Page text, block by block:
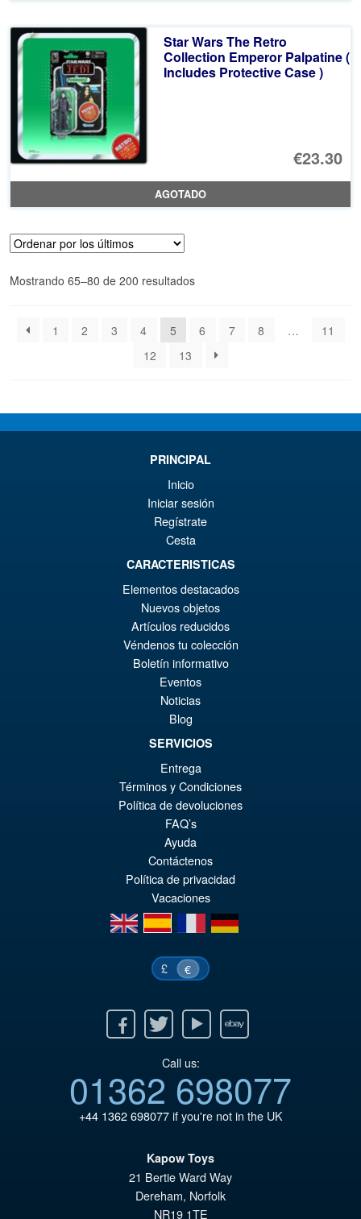
Star Wars The Retro
Collection Emperor Palpatine (
Includes Protective Case )
€23.30
AGOTADO
Mostrando 65–80 de 200 resultadosOrdenado
últimos
1 2 3 4 5 6 7 8 …
11
12
13
PRINCIPAL
Inicio
Iniciar sesión
Regístrate
Cesta
CARACTERISTICAS
Elementos destacados
Nuevos objetos
Artículos reducidos
Véndenos tu colección
Boletín informativo
Eventos
Noticias
Blog
SERVICIOS
Entrega
Términos y Condiciones
Política de devoluciones
FAQ’s
Ayuda
Contáctenos
Política de privacidad
Vacaciones
en
es fr de
£ €
Twitter Youtube Ebay
Call us:
01362 698077
+44 1362 698077if you're not in the UK
Kapow Toys
21 Bertie Ward Way
Dereham, Norfolk
NR19 1TE